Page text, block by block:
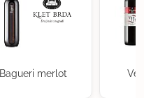
Bagueri merlot